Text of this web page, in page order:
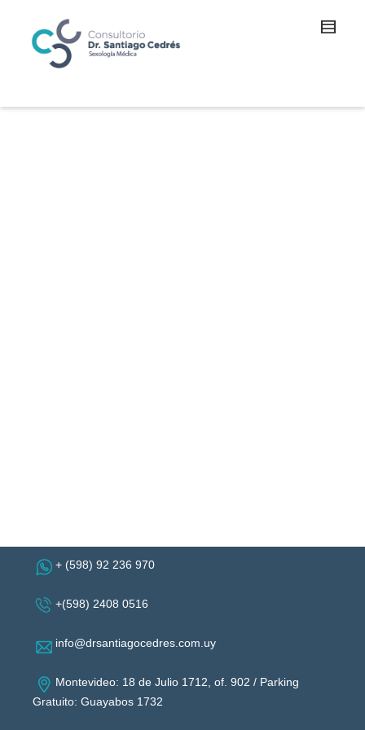
+ (598) 92 236 970
+(598) 2408 0516
info@drsantiagocedres.com.uy
Montevideo: 18 de Julio 1712, of. 902 / Parking
Gratuito: Guayabos 1732